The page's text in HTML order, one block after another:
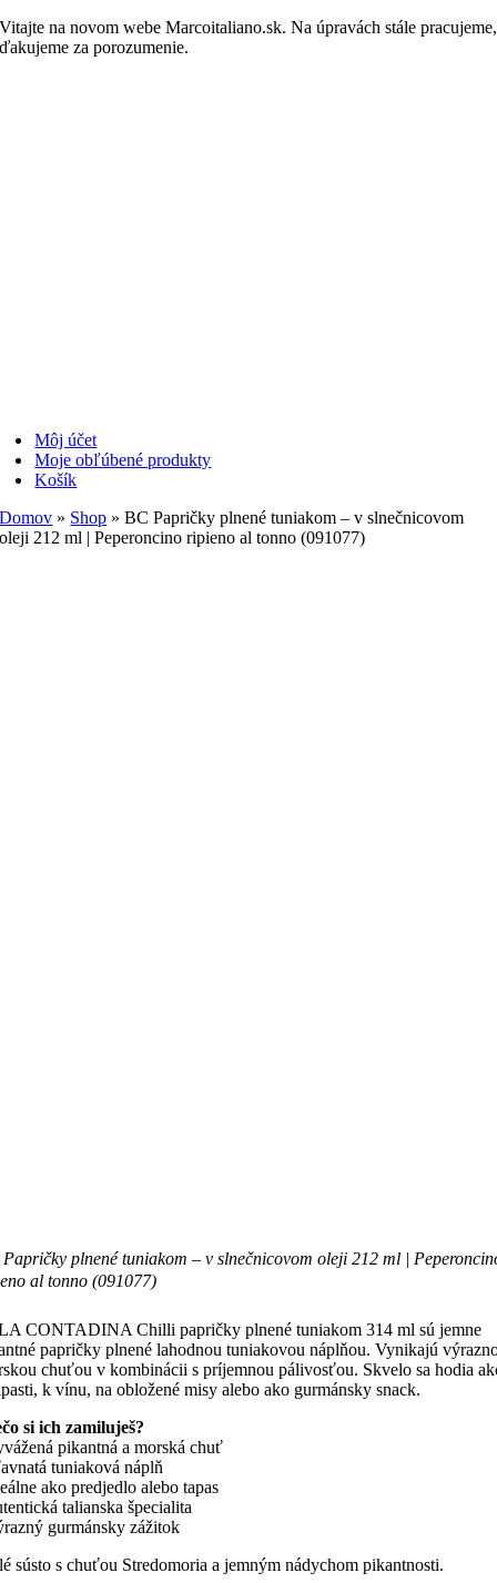
Skip
to
Vitajte na novom webe Marcoitaliano.sk. Na úpravách stále pracujeme,
ďakujeme za porozumenie.
Môj účet
Moje obľúbené produkty
Košík
Domov » Shop »BC Papričky plnené tuniakom – v slnečnicovom
oleji 212 ml | Peperoncino ripieno al tonno (091077)
plnené tuniakom – v slnečnicovom oleji 212 ml |
al tonno (091077)
CONTADINA Chilli papričky plnené tuniakom 314 ml sú jemne
papričky plnené lahodnou tuniakovou náplňou. Vynikajú
chuťou v kombinácii s príjemnou pálivosťou. Skvelo sa hodia
k vínu, na obložené misy alebo ako gurmánsky snack.
si ich zamiluješ?
pikantná a morská chuť
tuniaková náplň
ako predjedlo alebo tapas
talianska špecialita
gurmánsky zážitok
sústo s chuťou Stredomoria a jemným nádychom pikantnosti.